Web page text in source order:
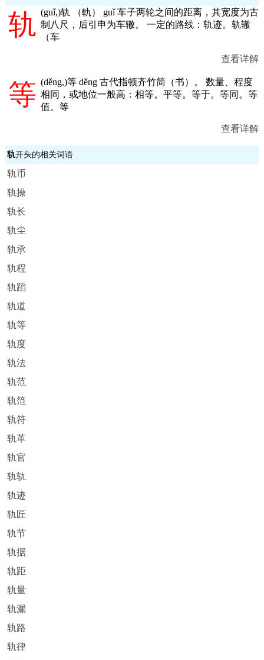
轨 (guǐ,)轨 （軌） guǐ 车子两轮之间的距离，其宽度为古
制八尺，后引申为车辙。 一定的路线：轨迹。轨辙
（车
查看详解
等 (děng,)等 děng 古代指顿齐竹简（书）。 数量、程度
相同，或地位一般高：相等。平等。等于。等同。等
值。等
查看详解
轨开头的相关词语
轨币
轨操
轨长
轨尘
轨承
轨程
轨蹈
轨道
轨等
轨度
轨法
轨范
轨笵
轨符
轨革
轨官
轨轨
轨迹
轨匠
轨节
轨据
轨距
轨量
轨漏
轨路
轨律